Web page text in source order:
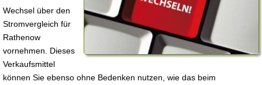
Wechsel über den
Stromvergleich für
Rathenow
vornehmen. Dieses
Verkaufsmittel
können Sie ebenso ohne Bedenken nutzen, wie das beim